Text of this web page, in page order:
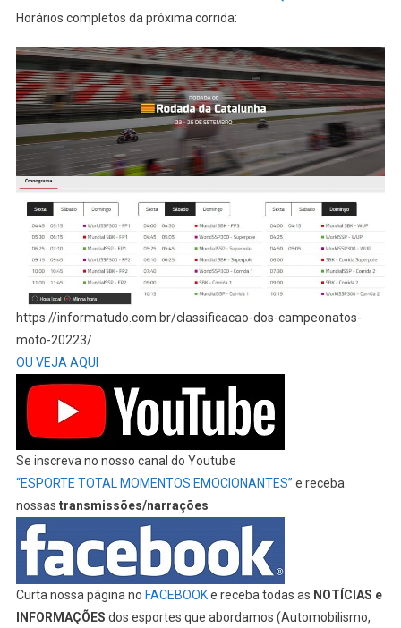
Horários completos da próxima corrida:
https://informatudo.com.br/classificacao-dos-campeonatos-
moto-20223/
OU VEJA AQUI
Se inscreva no nosso canal do Youtube
“ESPORTE TOTAL MOMENTOS EMOCIONANTES” e receba
nossas transmissões/narrações
Curta nossa página no FACEBOOKe receba todas as NOTÍCIAS e
INFORMAÇÕES dos esportes que abordamos (Automobilismo,